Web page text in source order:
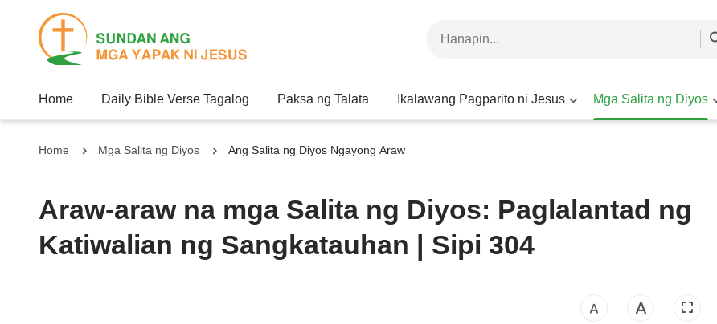
Home Daily Bible Verse Tagalog Paksa ng Talata Ikalawang Pagparito ni Jesus Mga Salita ng Diyos
Home Mga Salita ng Diyos Ang Salita ng Diyos Ngayong Araw
Araw-araw na mga Salita ng Diyos: Paglalantad ng
Katiwalian ng Sangkatauhan | Sipi 304